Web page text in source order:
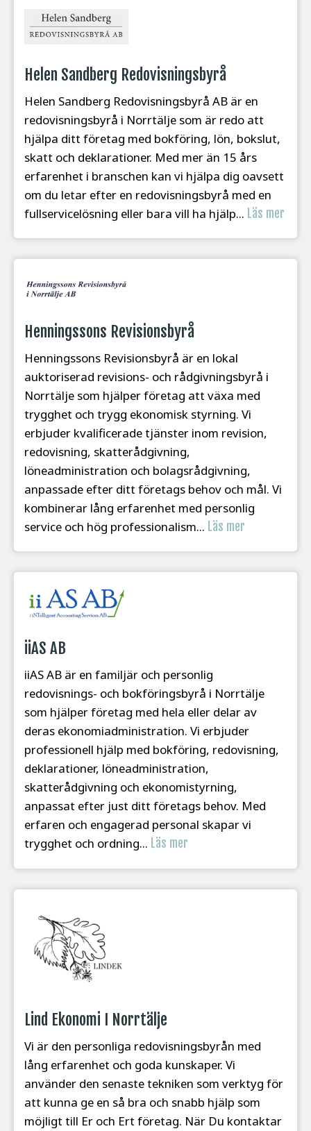
Helen Sandberg Redovisningsbyrå
Helen Sandberg Redovisningsbyrå AB är en
redovisningsbyrå i Norrtälje som är redo att
hjälpa ditt företag med bokföring, lön, bokslut,
skatt och deklarationer. Med mer än 15 års
erfarenhet i branschen kan vi hjälpa dig oavsett
om du letar efter en redovisningsbyrå med en
fullservicelösning eller bara vill ha hjälp... Läs mer
Henningssons Revisionsbyrå
Henningssons Revisionsbyrå är en lokal
auktoriserad revisions- och rådgivningsbyrå i
Norrtälje som hjälper företag att växa med
trygghet och trygg ekonomisk styrning. Vi
erbjuder kvalificerade tjänster inom revision,
redovisning, skatterådgivning,
löneadministration och bolagsrådgivning,
anpassade efter ditt företags behov och mål. Vi
kombinerar lång erfarenhet med personlig
service och hög professionalism... Läs mer
iiAS AB
iiAS AB är en familjär och personlig
redovisnings- och bokföringsbyrå i Norrtälje
som hjälper företag med hela eller delar av
deras ekonomiadministration. Vi erbjuder
professionell hjälp med bokföring, redovisning,
deklarationer, löneadministration,
skatterådgivning och ekonomistyrning,
anpassat efter just ditt företags behov. Med
erfaren och engagerad personal skapar vi
trygghet och ordning... Läs mer
Lind Ekonomi I Norrtälje
Vi är den personliga redovisningsbyrån med
lång erfarenhet och goda kunskaper. Vi
använder den senaste tekniken som verktyg för
att kunna ge en så bra och snabb hjälp som
möjligt till Er och Ert företag. När Du kontaktar